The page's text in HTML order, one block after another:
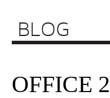
BLOG
OFFICE